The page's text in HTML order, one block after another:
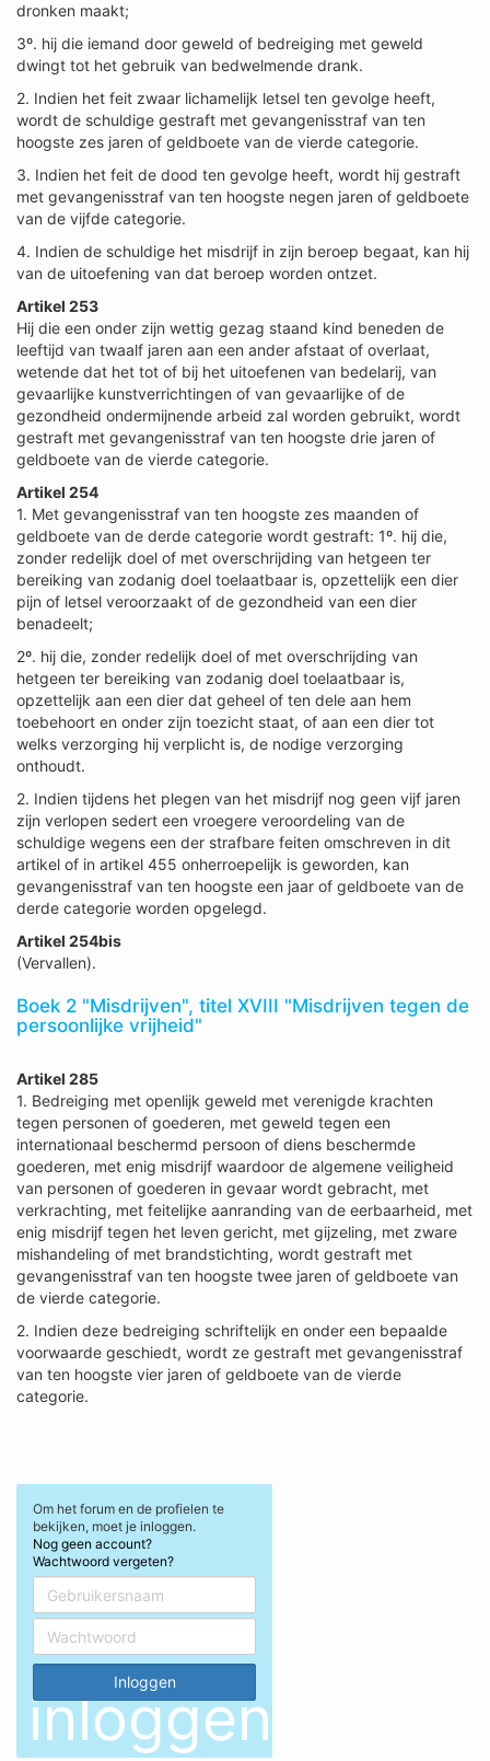
dronken maakt;
3º. hij die iemand door geweld of bedreiging met geweld
dwingt tot het gebruik van bedwelmende drank.
2. Indien het feit zwaar lichamelijk letsel ten gevolge heeft,
wordt de schuldige gestraft met gevangenisstraf van ten
hoogste zes jaren of geldboete van de vierde categorie.
3. Indien het feit de dood ten gevolge heeft, wordt hij gestraft
met gevangenisstraf van ten hoogste negen jaren of geldboete
van de vijfde categorie.
4. Indien de schuldige het misdrijf in zijn beroep begaat, kan hij
van de uitoefening van dat beroep worden ontzet.
Artikel 253
Hij die een onder zijn wettig gezag staand kind beneden de
leeftijd van twaalf jaren aan een ander afstaat of overlaat,
wetende dat het tot of bij het uitoefenen van bedelarij, van
gevaarlijke kunstverrichtingen of van gevaarlijke of de
gezondheid ondermijnende arbeid zal worden gebruikt, wordt
gestraft met gevangenisstraf van ten hoogste drie jaren of
geldboete van de vierde categorie.
Artikel 254
1. Met gevangenisstraf van ten hoogste zes maanden of
geldboete van de derde categorie wordt gestraft: 1º. hij die,
zonder redelijk doel of met overschrijding van hetgeen ter
bereiking van zodanig doel toelaatbaar is, opzettelijk een dier
pijn of letsel veroorzaakt of de gezondheid van een dier
benadeelt;
2º. hij die, zonder redelijk doel of met overschrijding van
hetgeen ter bereiking van zodanig doel toelaatbaar is,
opzettelijk aan een dier dat geheel of ten dele aan hem
toebehoort en onder zijn toezicht staat, of aan een dier tot
welks verzorging hij verplicht is, de nodige verzorging
onthoudt.
2. Indien tijdens het plegen van het misdrijf nog geen vijf jaren
zijn verlopen sedert een vroegere veroordeling van de
schuldige wegens een der strafbare feiten omschreven in dit
artikel of in artikel 455 onherroepelijk is geworden, kan
gevangenisstraf van ten hoogste een jaar of geldboete van de
derde categorie worden opgelegd.
Artikel 254bis
(Vervallen).
Boek 2 "Misdrijven", titel XVIII "Misdrijven tegen de
persoonlijke vrijheid"
Artikel 285
1. Bedreiging met openlijk geweld met verenigde krachten
tegen personen of goederen, met geweld tegen een
internationaal beschermd persoon of diens beschermde
goederen, met enig misdrijf waardoor de algemene veiligheid
van personen of goederen in gevaar wordt gebracht, met
verkrachting, met feitelijke aanranding van de eerbaarheid, met
enig misdrijf tegen het leven gericht, met gijzeling, met zware
mishandeling of met brandstichting, wordt gestraft met
gevangenisstraf van ten hoogste twee jaren of geldboete van
de vierde categorie.
2. Indien deze bedreiging schriftelijk en onder een bepaalde
voorwaarde geschiedt, wordt ze gestraft met gevangenisstraf
van ten hoogste vier jaren of geldboete van de vierde
categorie.
inloggen
Om het forum en de profielen te
bekijken, moet je inloggen.
Nog geen account?
Wachtwoord vergeten?